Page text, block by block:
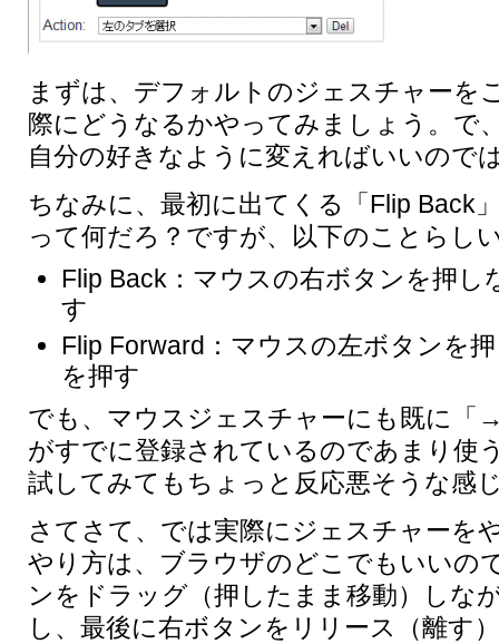
まずは、デフォルトのジェスチャーを
際にどうなるかやってみましょう。で
自分の好きなように変えればいいので
ちなみに、最初に出てくる「Flip Back
って何だろ？ですが、以下のことらし
Flip Back：マウスの右ボタンを押し
す
Flip Forward：マウスの左ボタンを
を押す
でも、マウスジェスチャーにも既に
がすでに登録されているのであまり使
試してみてもちょっと反応悪そうな感
さてさて、では実際にジェスチャーを
やり方は、ブラウザのどこでもいいの
ンをドラッグ（押したまま移動）しな
し、最後に右ボタンをリリース（離す